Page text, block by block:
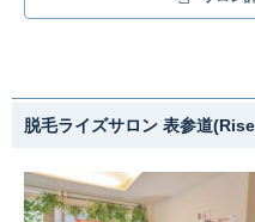
ーディーな脱毛が可能です。
1回ごとの都度払いにも対応してお
一度体験してみましょう。
脱毛ライズサロン 表参道